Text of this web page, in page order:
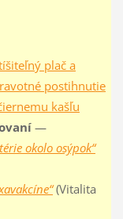
plač a
postihnutie
kašľu
—
okolo osýpok“
(Vitalita